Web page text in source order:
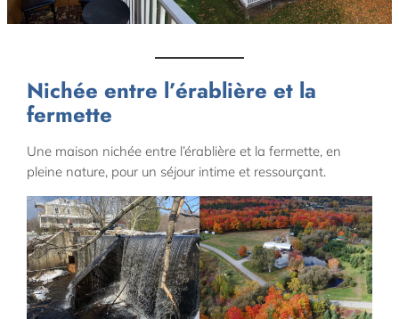
Nichée entre l’érablière et la
fermette
Une maison nichée entre l’érablière et la fermette, en
pleine nature, pour un séjour intime et ressourçant.